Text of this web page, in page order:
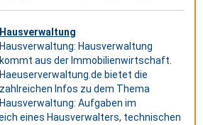
Hausverwaltung
Hausverwaltung: Hausverwaltung
kommt aus der Immobilienwirtschaft.
Haeuserverwaltung.de bietet die
zahlreichen Infos zu dem Thema
Hausverwaltung: Aufgaben im
eines Hausverwalters, technischen